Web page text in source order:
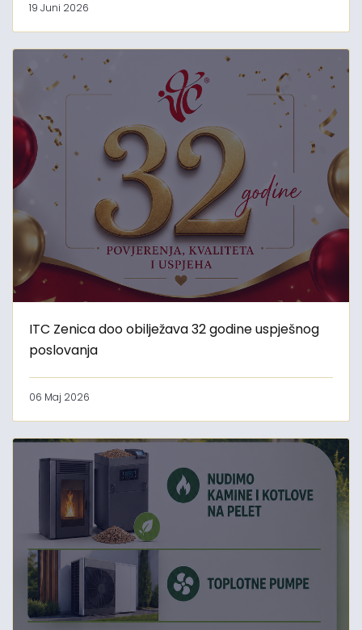
19 Juni 2026
ITC Zenica doo obilježava 32 godine uspješnog
poslovanja
06 Maj 2026